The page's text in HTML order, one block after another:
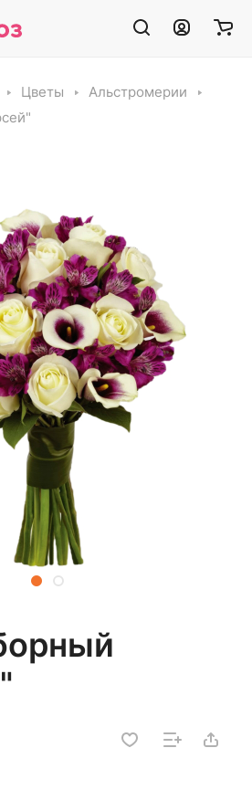
Цветы
Альстромерии